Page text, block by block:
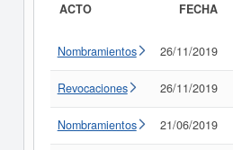
ACTO FECHA
Nombramientos 26/11/2019
Revocaciones 26/11/2019
Nombramientos 21/06/2019